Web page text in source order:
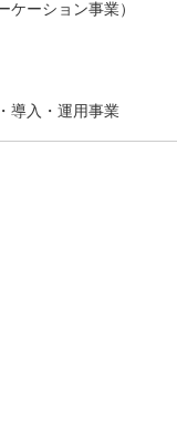
ケーション事業）
導入・運用事業